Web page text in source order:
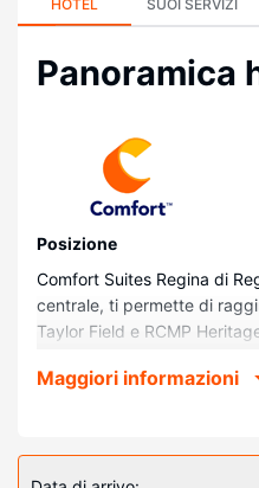
HOTEL
SUOI SERVIZI
Panoramica
Posizione
Comfort Suites Regina di
centrale, ti permette di
Taylor Field e RCMP
(parco) e 1,2 km da Kaytor
Rilassati in una delle 121
della struttura, complete di
Maggiori informazioni